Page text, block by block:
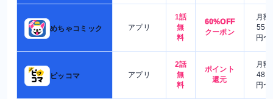
めちゃコミック アプリ
1話
無
料
60%OFF
クーポン
月額
550
円〜
ピッコマ アプリ
2話
無
料
ポイント
還元
月額
480
円〜